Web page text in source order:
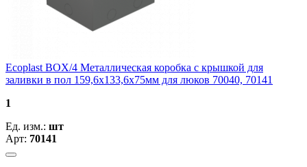
Ecoplast BOX/4 Металлическая коробка с крышкой для
заливки в пол 159,6х133,6х75мм для люков 70040, 70141
1
Ед. изм.: шт
Арт: 70141